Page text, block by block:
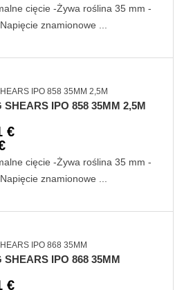
cięcie -Żywa roślina 35 mm -
znamionowe ...
SHEARS IPO 858 35MM 2,5M
€
cięcie -Żywa roślina 35 mm -
znamionowe ...
SHEARS IPO 868 35MM
€